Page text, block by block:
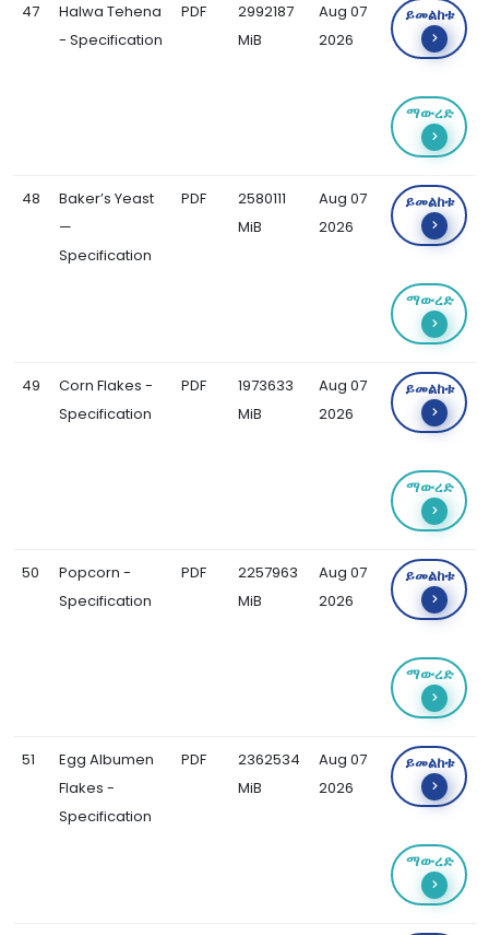
47
Halwa Tehena
- Specification
PDF
2992187
MiB
Aug 07
2026
ይመልከቱ
ማውረድ
48
Baker’s Yeast
—
Specification
PDF
2580111
MiB
Aug 07
2026
ይመልከቱ
ማውረድ
49
Corn Flakes -
Specification
PDF
1973633
MiB
Aug 07
2026
ይመልከቱ
ማውረድ
50
Popcorn -
Specification
PDF
2257963
MiB
Aug 07
2026
ይመልከቱ
ማውረድ
51
Egg Albumen
Flakes -
Specification
PDF
2362534
MiB
Aug 07
2026
ይመልከቱ
ማውረድ